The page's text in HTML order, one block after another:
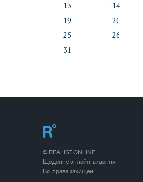
13
14
19
20
25
26
31
© REALIST.ONLINE
Щоденне онлайн-видання
Всі права захищені